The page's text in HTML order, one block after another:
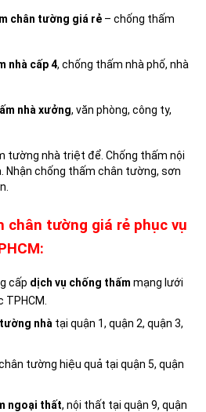
chân tường giá rẻ – chống thấm
nhà cấp 4, chống thấm nhà phố, nhà
nhà xưởng, văn phòng, công ty,
tường nhà triệt để. Chống thấm nội
Nhận chống thấm chân tường, sơn
chân tường giá rẻ phục vụ
cấp dịch vụ chống thấm mạng lưới
nhà tại quận 1, quận 2, quận 3,
tường hiệu quả tại quận 5, quận
ngoại thất, nội thất tại quận 9, quận